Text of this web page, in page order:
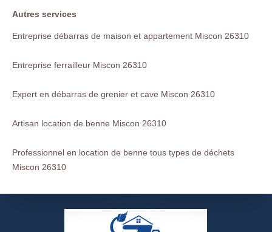
Autres services
Entreprise débarras de maison et appartement Miscon 26310
Entreprise ferrailleur Miscon 26310
Expert en débarras de grenier et cave Miscon 26310
Artisan location de benne Miscon 26310
Professionnel en location de benne tous types de déchets
Miscon 26310